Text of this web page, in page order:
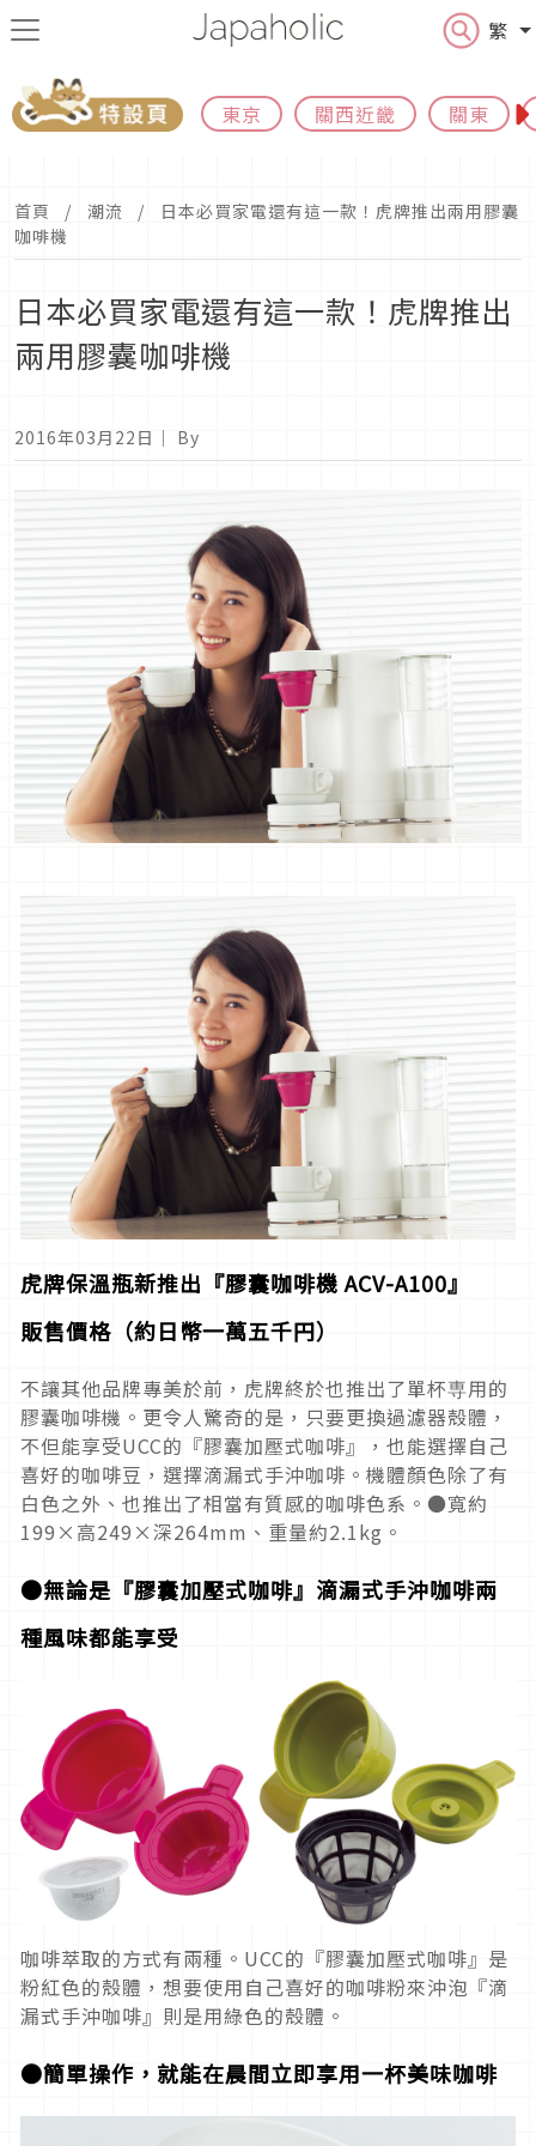
繁
東京 關西近畿 關東
首頁 潮流
日本必買家電還有這一款！虎牌推出兩用膠囊
咖啡機
日本必買家電還有這一款！虎牌推出
兩用膠囊咖啡機
2016年03月22日 ｜ By
虎牌保溫瓶新推出『膠囊咖啡機 ACV-A100』
販售價格（約日幣一萬五千円）
不讓其他品牌專美於前，虎牌終於也推出了單杯専用的
膠囊咖啡機。更令人驚奇的是，只要更換過濾器殼體，
不但能享受UCC的『膠囊加壓式咖啡』，也能選擇自己
喜好的咖啡豆，選擇滴漏式手沖咖啡。機體顏色除了有
白色之外、也推出了相當有質感的咖啡色系。●寬約
199×高249×深264mm、重量約2.1kg。
●無論是『膠囊加壓式咖啡』滴漏式手沖咖啡兩
種風味都能享受
咖啡萃取的方式有兩種。UCC的『膠囊加壓式咖啡』是
粉紅色的殼體，想要使用自己喜好的咖啡粉來沖泡『滴
漏式手沖咖啡』則是用綠色的殼體。
●簡單操作，就能在晨間立即享用一杯美味咖啡